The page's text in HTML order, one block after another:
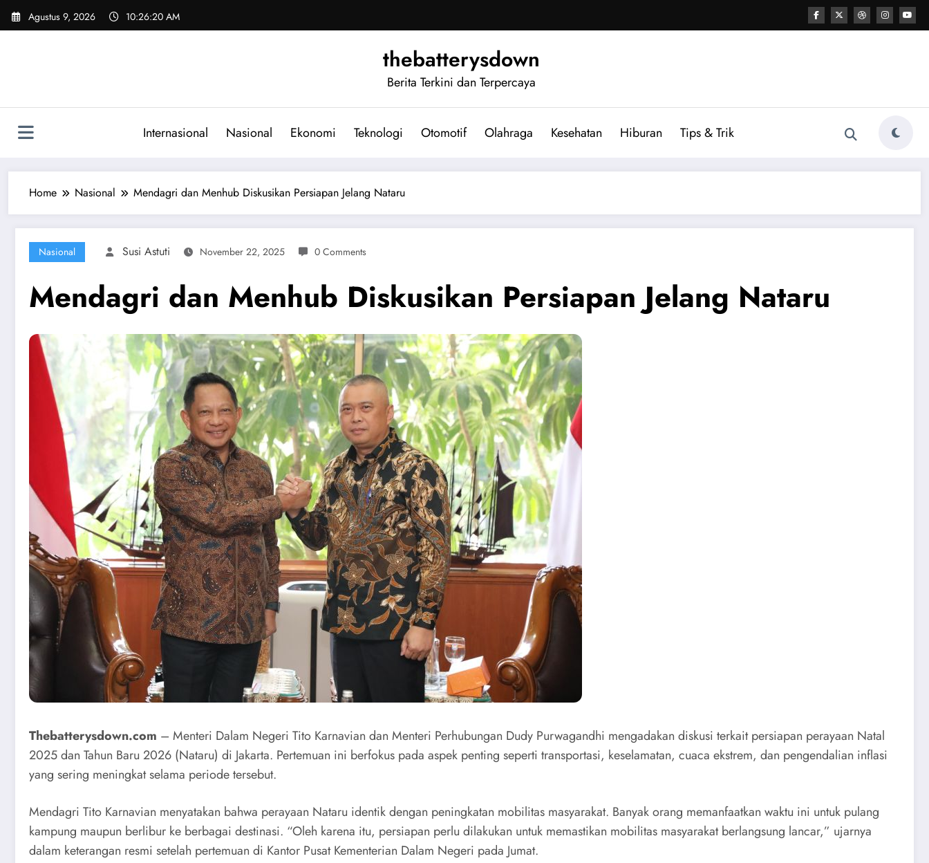
Skip
Agustus 9, 2026 10:26:21 AM
thebatterysdown
Berita Terkini dan Terpercaya
Internasional Nasional Ekonomi Teknologi Otomotif Olahraga Kesehatan Hiburan Tips & Trik
Home Nasional Mendagri dan Menhub Diskusikan Persiapan Jelang Nataru
Nasional Susi Astuti November 22, 2025 0 Comments
Mendagri dan Menhub Diskusikan Persiapan Jelang Nataru
Thebatterysdown.com – Menteri Dalam Negeri Tito Karnavian dan Menteri Perhubungan Dudy Purwagandhi mengadakan diskusi terkait persiapan perayaan Natal
2025 dan Tahun Baru 2026 (Nataru) di Jakarta. Pertemuan ini berfokus pada aspek penting seperti transportasi, keselamatan, cuaca ekstrem, dan pengendalian inflasi
yang sering meningkat selama periode tersebut.
Mendagri Tito Karnavian menyatakan bahwa perayaan Nataru identik dengan peningkatan mobilitas masyarakat. Banyak orang memanfaatkan waktu ini untuk pulang
kampung maupun berlibur ke berbagai destinasi. “Oleh karena itu, persiapan perlu dilakukan untuk memastikan mobilitas masyarakat berlangsung lancar,” ujarnya
dalam keterangan resmi setelah pertemuan di Kantor Pusat Kementerian Dalam Negeri pada Jumat.